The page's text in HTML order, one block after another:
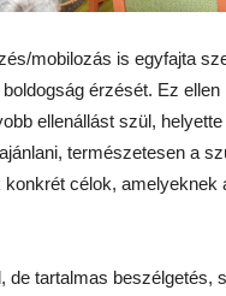
mobilozás is egyfajta
érzését. Ez
ellenállást szül,
természetesen a
célok,
de tartalmas beszélgetés,